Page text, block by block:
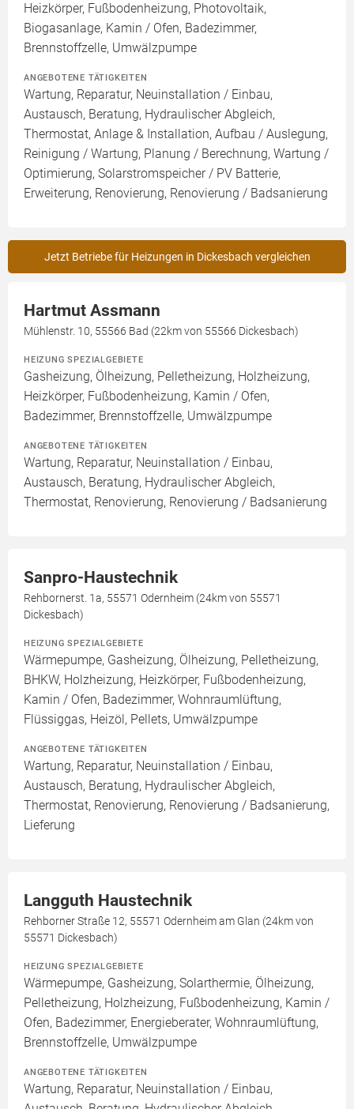
Heizkörper, Fußbodenheizung, Photovoltaik,
Biogasanlage, Kamin / Ofen, Badezimmer,
Brennstoffzelle, Umwälzpumpe
ANGEBOTENE TÄTIGKEITEN
Wartung, Reparatur, Neuinstallation / Einbau,
Austausch, Beratung, Hydraulischer Abgleich,
Thermostat, Anlage & Installation, Aufbau / Auslegung,
Reinigung / Wartung, Planung / Berechnung, Wartung /
Optimierung, Solarstromspeicher / PV Batterie,
Erweiterung, Renovierung, Renovierung / Badsanierung
Jetzt Betriebe für Heizungen in Dickesbach vergleichen
Hartmut Assmann
Mühlenstr. 10, 55566 Bad (22km von 55566 Dickesbach)
HEIZUNG SPEZIALGEBIETE
Gasheizung, Ölheizung, Pelletheizung, Holzheizung,
Heizkörper, Fußbodenheizung, Kamin / Ofen,
Badezimmer, Brennstoffzelle, Umwälzpumpe
ANGEBOTENE TÄTIGKEITEN
Wartung, Reparatur, Neuinstallation / Einbau,
Austausch, Beratung, Hydraulischer Abgleich,
Thermostat, Renovierung, Renovierung / Badsanierung
Sanpro-Haustechnik
Rehbornerst. 1a, 55571 Odernheim (24km von 55571
Dickesbach)
HEIZUNG SPEZIALGEBIETE
Wärmepumpe, Gasheizung, Ölheizung, Pelletheizung,
BHKW, Holzheizung, Heizkörper, Fußbodenheizung,
Kamin / Ofen, Badezimmer, Wohnraumlüftung,
Flüssiggas, Heizöl, Pellets, Umwälzpumpe
ANGEBOTENE TÄTIGKEITEN
Wartung, Reparatur, Neuinstallation / Einbau,
Austausch, Beratung, Hydraulischer Abgleich,
Thermostat, Renovierung, Renovierung / Badsanierung,
Lieferung
Langguth Haustechnik
Rehborner Straße 12, 55571 Odernheim am Glan (24km von
55571 Dickesbach)
HEIZUNG SPEZIALGEBIETE
Wärmepumpe, Gasheizung, Solarthermie, Ölheizung,
Pelletheizung, Holzheizung, Fußbodenheizung, Kamin /
Ofen, Badezimmer, Energieberater, Wohnraumlüftung,
Brennstoffzelle, Umwälzpumpe
ANGEBOTENE TÄTIGKEITEN
Wartung, Reparatur, Neuinstallation / Einbau,